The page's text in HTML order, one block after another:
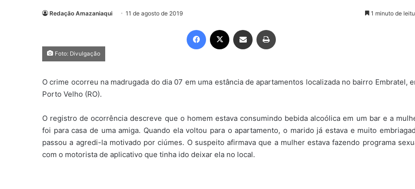
Redação Amazaniaqui 11 de agosto de 2019 1 minuto de
Facebook Compartilhar via e-mail
Foto: Divulgação
O crime ocorreu na madrugada do dia 07 em uma estância de apartamentos localizada no bairro Embratel,
Porto Velho (RO).
O registro de ocorrência descreve que o homem estava consumindo bebida alcoólica em um bar e a
foi para casa de uma amiga. Quando ela voltou para o apartamento, o marido já estava e muito
passou a agredi-la motivado por ciúmes. O suspeito afirmava que a mulher estava fazendo programa
com o motorista de aplicativo que tinha ido deixar ela no local.